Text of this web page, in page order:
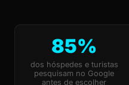
85%
dos hóspedes e turistas
pesquisam no Google
antes de escolher